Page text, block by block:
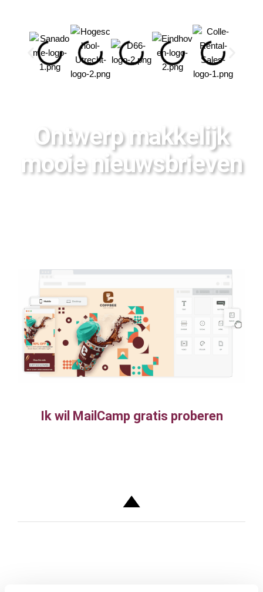
Ontwerp makkelijk
mooie nieuwsbrieven
Ik wil MailCamp gratis proberen